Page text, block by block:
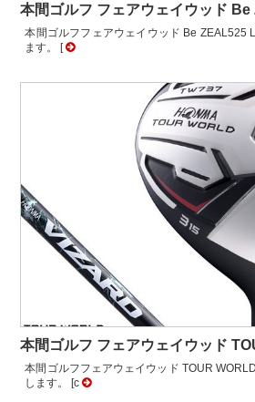
本間ゴルフ フェアウェイウッド
本間ゴルフフェアウェイウッド Be ZEAL525
ます。 [
本間ゴルフ フェアウェイウッド
本間ゴルフフェアウェイウッド TOUR
します。 [c